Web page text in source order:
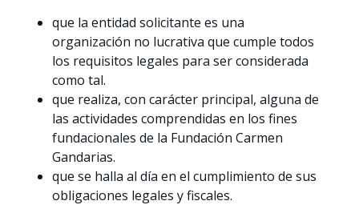
que la entidad solicitante es una
organización no lucrativa que cumple todos
los requisitos legales para ser considerada
como tal.
que realiza, con carácter principal, alguna de
las actividades comprendidas en los fines
fundacionales de la Fundación Carmen
Gandarias.
que se halla al día en el cumplimiento de sus
obligaciones legales y fiscales.